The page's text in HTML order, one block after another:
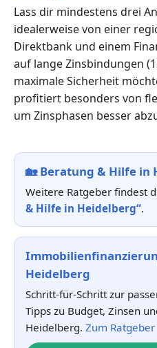
Lass dir mindestens drei
idealerweise von einer
Direktbank und einem
auf lange Zinsbindungen
maximale Sicherheit
profitiert besonders von
um Zinsphasen besser
🏡Beratung & Hilfe in
Weitere Ratgeber findest
& Hilfe in Heidelberg“.
Heidelberg
Schritt-für-Schritt zur
Tipps zu Budget, Zinsen
Heidelberg. Zum Ratgeber